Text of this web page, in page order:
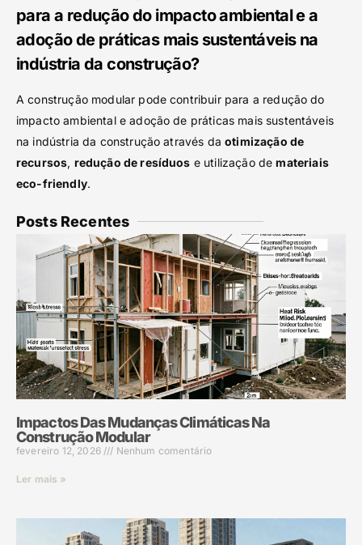
para a redução do impacto ambiental e a
adoção de práticas mais sustentáveis na
indústria da construção?
A construção modular pode contribuir para a redução do
impacto ambiental e adoção de práticas mais sustentáveis
na indústria da construção através daotimização de
recursos, redução de resíduos e utilização demateriais
eco-friendly.
Posts Recentes
Impactos Das Mudanças Climáticas Na
Construção Modular
fevereiro 12, 2026 Nenhum comentário
Ler mais »